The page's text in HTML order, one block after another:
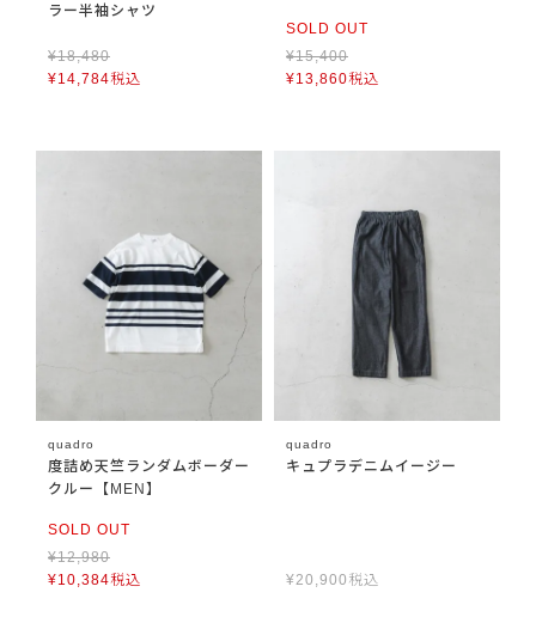
ラー半袖シャツ
¥18,480
¥14,784税込
SOLD OUT
¥15,400
¥13,860税込
quadro
度詰め天竺ランダムボーダー
クルー【MEN】
SOLD OUT
¥12,980
¥10,384税込
quadro
キュプラデニムイージー
¥20,900 税込